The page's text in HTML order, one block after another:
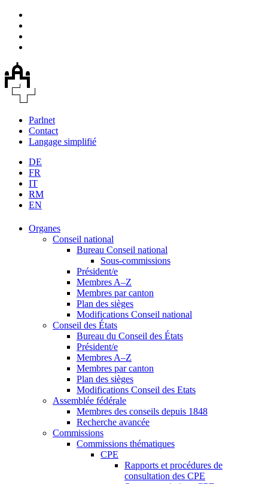
Parlnet
Contact
Langage simplifié
DE
FR
IT
RM
EN
Organes
Conseil national
Bureau Conseil national
Sous-commissions
Président/e
Membres A–Z
Membres par canton
Plan des sièges
Modifications Conseil national
Conseil des États
Bureau du Conseil des États
Président/e
Membres A–Z
Membres par canton
Plan des sièges
Modifications Conseil des Etats
Assemblée fédérale
Membres des conseils depuis 1848
Recherche avancée
Commissions
Commissions thématiques
CPE
Rapports et procédures de
consultation des CPE